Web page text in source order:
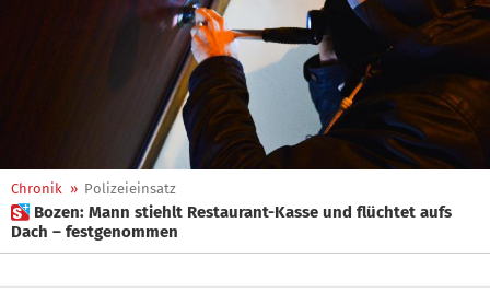
Chronik » Polizeieinsatz
 Bozen: Mann stiehlt Restaurant-Kasse und flüchtet aufs
Dach – festgenommen